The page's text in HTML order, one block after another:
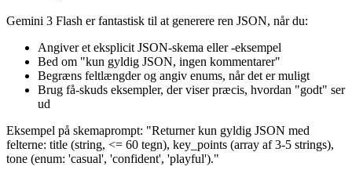
Gemini 3 Flash er fantastisk til at generere ren JSON, når du:
Angiver et eksplicit JSON-skema eller -eksempel
Bed om "kun gyldig JSON, ingen kommentarer"
Begræns feltlængder og angiv enums, når det er muligt
Brug få-skuds eksempler, der viser præcis, hvordan "godt" ser
ud
Eksempel på skemaprompt: "Returner kun gyldig JSON med
felterne: title (string, <= 60 tegn), key_points (array af 3-5 strings),
tone (enum: 'casual', 'confident', 'playful')."